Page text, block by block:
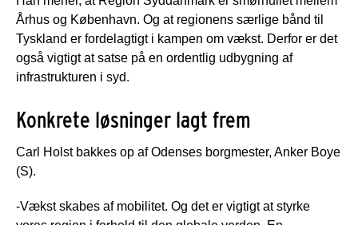
Århus og København. Og at regionens særlige bånd til
Tyskland er fordelagtigt i kampen om vækst. Derfor er det
også vigtigt at satse på en ordentlig udbygning af
infrastrukturen i syd.
Konkrete løsninger lagt frem
Carl Holst bakkes op af Odenses borgmester, Anker Boye
(S).
-Vækst skabes af mobilitet. Og det er vigtigt at styrke